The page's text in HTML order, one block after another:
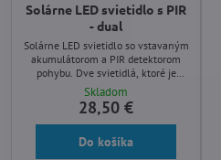
Solárne LED svietidlo s PIR
- dual
Solárne LED svietidlo so vstavaným
akumulátorom a PIR detektorom
pohybu. Dve svietidlá, ktoré je
možné rôzne nasmerovať podľa
potreby.
Skladom
28,50 €
Do košíka